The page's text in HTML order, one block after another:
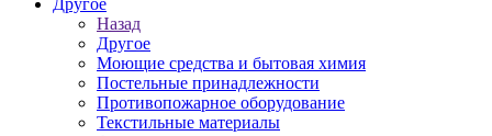
Другое
Назад
Другое
Моющие средства и бытовая химия
Постельные принадлежности
Противопожарное оборудование
Текстильные материалы